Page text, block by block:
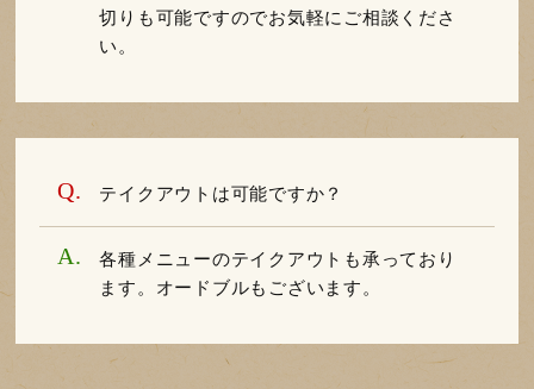
切りも可能ですのでお気軽にご相談くださ
い。
テイクアウトは可能ですか？
各種メニューのテイクアウトも承っており
ます。オードブルもございます。